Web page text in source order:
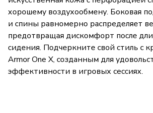
хорошему воздухообмену. Боковая
и спины равномерно распределяет
предотвращая дискомфорт после
сидения. Подчеркните свой стиль с
Armor One X, созданным для
эффективности в игровых сессиях.